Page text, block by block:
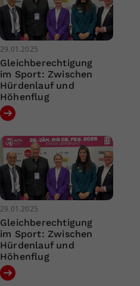
29.01.2025
Gleichberechtigung
im Sport: Zwischen
Hürdenlauf und
Höhenflug
29.01.2025
Gleichberechtigung
im Sport: Zwischen
Hürdenlauf und
Höhenflug